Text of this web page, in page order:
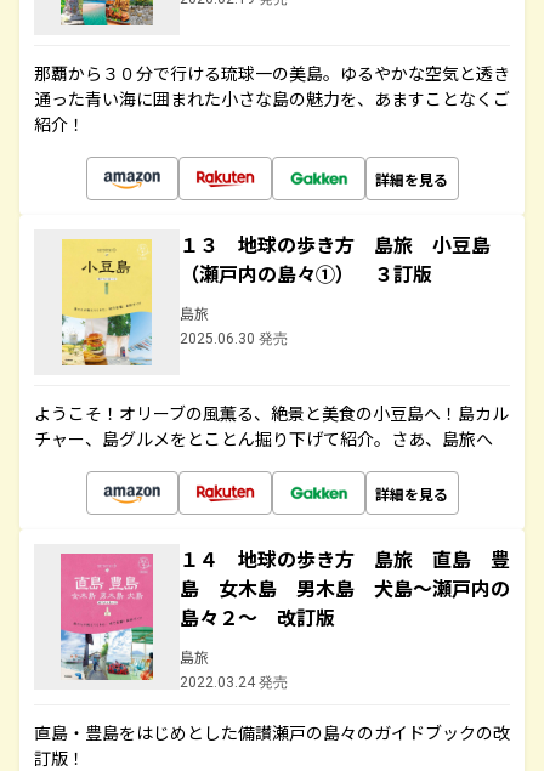
那覇から３０分で行ける琉球一の美島。ゆるやかな空気と透き
通った青い海に囲まれた小さな島の魅力を、あますことなくご
紹介！
詳細を見る
１３ 地球の歩き方 島旅 小豆島
（瀬戸内の島々①） ３訂版
島旅
2025.06.30 発売
ようこそ！オリーブの風薫る、絶景と美食の小豆島へ！島カル
チャー、島グルメをとことん掘り下げて紹介。さあ、島旅へ
詳細を見る
１４ 地球の歩き方 島旅 直島 豊
島 女木島 男木島 犬島～瀬戸内の
島々２～ 改訂版
島旅
2022.03.24 発売
直島・豊島をはじめとした備讃瀬戸の島々のガイドブックの改
訂版！